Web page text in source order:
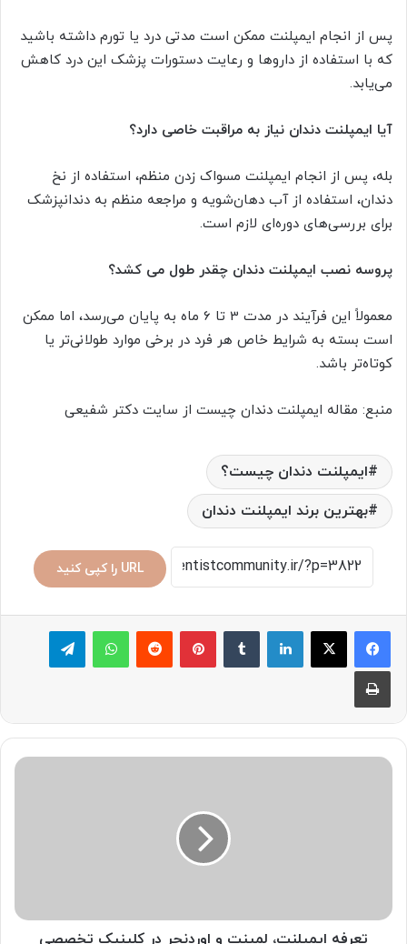
پس از انجام ایمپلنت ممکن است مدتی درد یا تورم داشته باشید
که با استفاده از داروها و رعایت دستورات پزشک این درد کاهش
می‌یابد.
آیا ایمپلنت دندان نیاز به مراقبت خاصی دارد؟
بله، پس از انجام ایمپلنت مسواک زدن منظم، استفاده از نخ
دندان، استفاده از آب دهان‌شویه و مراجعه منظم به دندانپزشک
برای بررسی‌های دوره‌ای لازم است.
پروسه نصب ایمپلنت دندان چقدر طول می کشد؟
معمولاً این فرآیند در مدت 3 تا 6 ماه به پایان می‌رسد، اما ممکن
است بسته به شرایط خاص هر فرد در برخی موارد طولانی‌تر یا
کوتاه‌تر باشد.
منبع: مقاله ایمپلنت دندان چیست از سایت دکتر شفیعی
ایمپلنت دندان چیست؟
بهترین برند ایمپلنت دندان
URL را کپی کنید
لینکدین ‫تامبلر پینترست‫رددیت واتس آپ تلگرام
چاپ
تعرفه
دندانپزشکی
ماکانتعرفه ایمپلنت، لمینت و اوردنچر در کلینیک تخصصی